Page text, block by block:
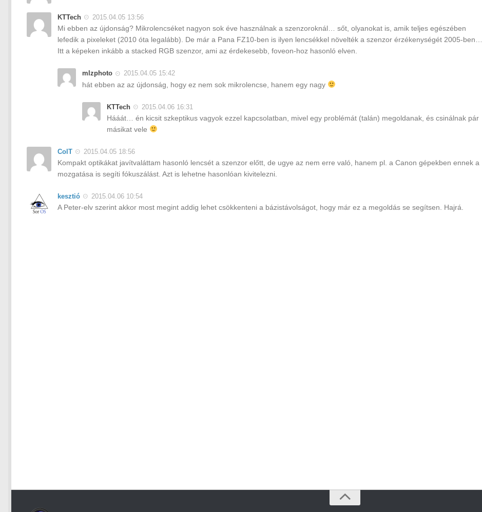
KTTech 2015.04.05 13:56
Mi ebben az újdonság? Mikrolencséket nagyon sok éve használnak a szenzoroknál… sőt, olyanokat is, amik teljes egészében
lefedik a pixeleket (2010 óta legalább). De már a Pana FZ10-ben is ilyen lencsékkel növelték a szenzor érzékenységét 2005-ben…
Itt a képeken inkább a stacked RGB szenzor, ami az érdekesebb, foveon-hoz hasonló elven.
mlzphoto 2015.04.05 15:42
hát ebben az az újdonság, hogy ez nem sok mikrolencse, hanem egy nagy
KTTech 2015.04.06 16:31
Hááát… én kicsit szkeptikus vagyok ezzel kapcsolatban, mivel egy problémát (talán) megoldanak, és csinálnak pár
másikat vele
ColT 2015.04.05 18:56
Kompakt optikákat javítvaláttam hasonló lencsét a szenzor előtt, de ugye az nem erre való, hanem pl. a Canon gépekben ennek a
mozgatása is segíti fókuszálást. Azt is lehetne hasonlóan kivitelezni.
kesztió 2015.04.06 10:54
A Peter-elv szerint akkor most megint addig lehet csökkenteni a bázistávolságot, hogy már ez a megoldás se segítsen. Hajrá.